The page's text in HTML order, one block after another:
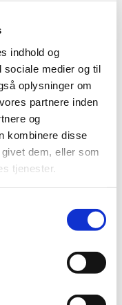
indhold og
sociale medier og til
oplysninger om
partnere inden
og
kombinere disse
dem, eller som
tjenester.